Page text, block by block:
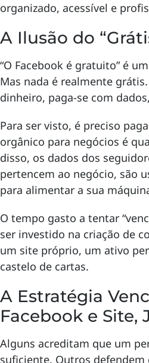
organizado, acessível e
A Ilusão do
“O Facebook é gratuito” é
Mas nada é realmente
dinheiro, paga-se com
Para ser visto, é preciso
orgânico para negócios é
disso, os dados dos
pertencem ao negócio, são
para alimentar a sua
O tempo gasto a tentar
ser investido na criação de
um site próprio, um ativo
castelo de cartas.
A Estratégia
Facebook e Site,
Alguns acreditam que um
suficiente. Outros defendem